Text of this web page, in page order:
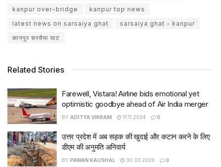
kanpur over-bridge
kanpur top news
latest news on sarsaiya ghat
sarsaiya ghat - kanpur
कानपुर सरसैया घाट
Related Stories
Farewell, Vistara! Airline bids emotional yet
optimistic goodbye ahead of Air India merger
BY ADITYA VIKRAM 11.11.2024 0
उत्तर प्रदेश में अब सड़क की खुदाई और कटान करने के लिए
डीएम की अनुमति अनिवार्य
BY PAWAN KAUSHAL 30.03.2026 0